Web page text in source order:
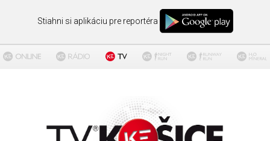
Stiahni si aplikáciu pre reportéra